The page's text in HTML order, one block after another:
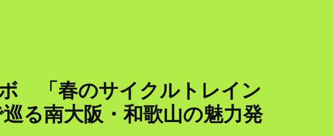
「春のサイクルトレイン
る南大阪・和歌山の魅力発